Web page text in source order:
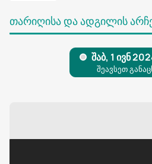
ᲗᲐᲠᲘᲦᲘᲡᲐ ᲓᲐ ᲐᲓᲒᲘᲚᲘᲡ